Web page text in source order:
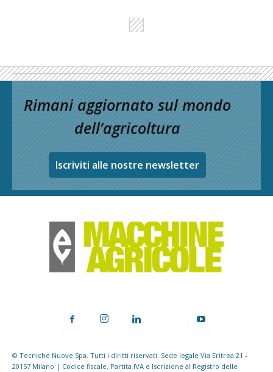
Rimani aggiornato sul mondo
dell’agricoltura
Iscriviti alle nostre newsletter
© Tecniche Nuove Spa. Tutti i diritti riservati. Sede legale Via Eritrea 21 -
20157 Milano | Codice fiscale, Partita IVA e Iscrizione al Registro delle